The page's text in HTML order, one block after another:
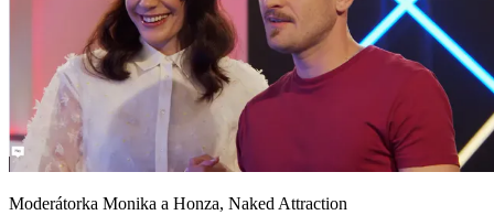
Moderátorka Monika a Honza, Naked Attraction